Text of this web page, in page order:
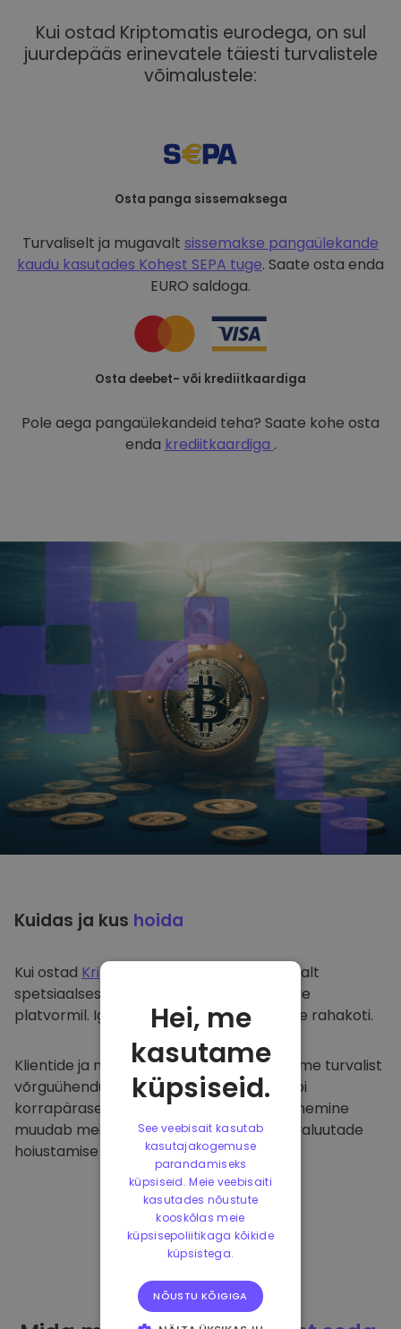
Kui ostad Kriptomatis eurodega, on sul
juurdepääs erinevatele täiesti turvalistele
võimalustele:
Osta panga sissemaksega
Turvaliselt ja mugavalt sissemakse pangaülekande
kaudu kasutades Kohest SEPA tuge. Saate osta enda
EURO saldoga.
Osta deebet- või krediitkaardiga
Pole aega pangaülekandeid teha? Saate kohe osta
enda krediitkaardiga .
Kuidas ja kus hoida
Kui ostad Kriptomat
, kanname selle sujuvalt
spetsiaalsesse ja turvalisse rahakotti meie
platvormil. Iga kasutaja saab individuaalse rahakoti.
Klientide ja nende raha kaitsmiseks pakume turvalist
võrguühenduseta hoiustamist ja viime läbi
korrapäraseid turvaauditeid. Selline lähenemine
muudab meie platvormi ja teiste krüptovaluutade
hoiustamise tõeliseks taevaks.
Hei, me
kasutame
küpsiseid.
See veebisait kasutab
kasutajakogemuse
parandamiseks
küpsiseid. Meie veebisaiti
kasutades nõustute
kooskõlas meie
küpsisepoliitikaga kõikide
küpsistega.
NÕUSTU KÕIGIGA